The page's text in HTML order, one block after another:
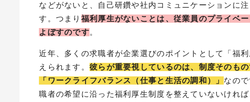
などがないと、自己研鑽や社内コミュニケーションに
す。つまり 福利厚生がないことは、従業員のプライベ
よぼすのです。
近年、多くの求職者が企業選びのポイントとして「福
えられます。 彼らが重要視しているのは、制度そのも
「ワークライフバランス（仕事と生活の調和）」 なの
職者の希望に沿った福利厚生制度を整えていないけれ